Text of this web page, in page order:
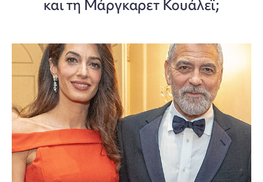
και τη Μάργκαρετ Κουάλεϊ;